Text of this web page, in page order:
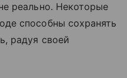
реально. Некоторые
способны сохранять
радуя своей